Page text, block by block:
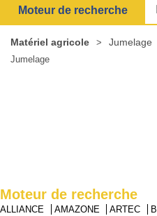
Moteur de recherche
Matériel agricole Jumelage
Jumelage
Moteur de recherche
ALLIANCE AMAZONE ARTEC